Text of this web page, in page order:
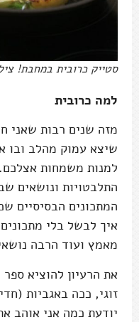
סטייק כרובית במחבת!
למה כרובית
מזה שנים רבות שאני
שיצא עמוק מהלב ובו
למנות משמחות אצלכם.
התלבטויות ונושאים
המתכונים הבסיסיים
איך לבשל בלי
מאמץ ועוד הרבה
את הרעיון להוציא
זוגי, ככה באגביות
יודעת כמה אני אוהב